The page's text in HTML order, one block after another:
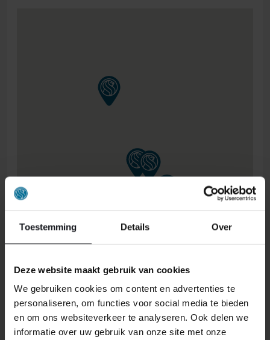
Toestemming Details Over
Deze website maakt gebruik van cookies
We gebruiken cookies om content en advertenties te
personaliseren, om functies voor social media te bieden
en om ons websiteverkeer te analyseren. Ook delen we
informatie over uw gebruik van onze site met onze
ONS RETOURBELEID
Individuell gestaltete Artikel wie Matratzen,